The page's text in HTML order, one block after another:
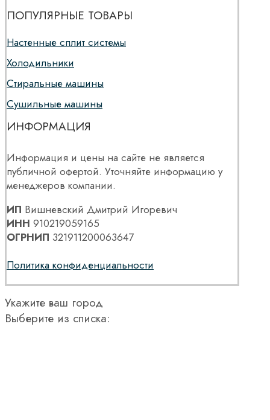
ПОПУЛЯРНЫЕ ТОВАРЫ
Настенные сплит системы
Холодильники
Стиральные машины
Сушильные машины
ИНФОРМАЦИЯ
Информация и цены на сайте не является
публичной офертой. Уточняйте информацию у
менеджеров компании.
ИП Вишневский Дмитрий Игоревич
ИНН 910219059165
ОГРНИП 321911200063647
Политика конфиденциальности
Укажите ваш город
Выберите из списка: